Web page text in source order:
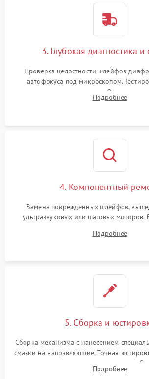
3. Глубокая диагностика и
Проверка целостности шлейфов
автофокуса под микроскопом.
электромагнитного привода. Очистка
от пыли, следов влаги и грибка
Подробнее
4. Компонентный
Замена поврежденных шлейфов,
ультразвуковых или шаговых моторов.
геометрии направляющих при
неисправного блока диафрагмы,
Подробнее
5. Сборка и
Сборка механизма с нанесением
смазки на направляющие. Точная
программным или механическим
бэк
Подробнее